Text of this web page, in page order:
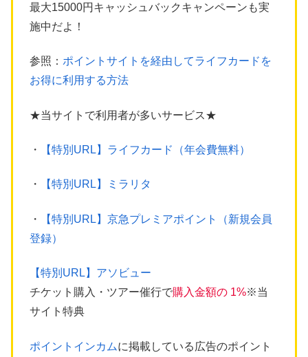
最大15000円キャッシュバックキャンペーンも実
施中だよ！
参照： ポイントサイトを経由してライフカードを
お得に利用する方法
★当サイトで利用者が多いサービス★
・ 【特別URL】ライフカード（年会費無料）
・ 【特別URL】ミラリタ
・
【特別URL】京急プレミアポイント（新規会員
登録）
【特別URL】アソビュー
チケット購入・ツアー催行で購入金額の 1%※当
サイト特典
ポイントインカムに掲載している広告のポイント